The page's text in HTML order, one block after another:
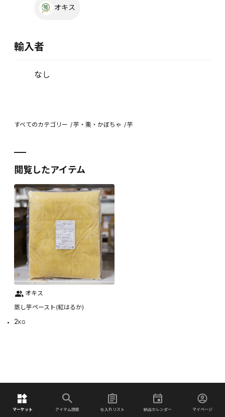
マーケット アイテム検索 仕入れリスト 納品カレンダー マイページ
オキス
輸入者
なし
すべてのカテゴリー 芋・栗・かぼちゃ 芋
閲覧したアイテム
オキス
蒸し芋ペースト(紅はるか)
2KG